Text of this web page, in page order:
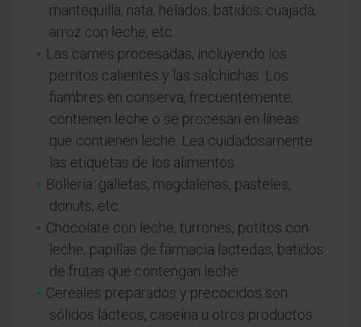
mantequilla, nata, helados, batidos, cuajada,
arroz con leche, etc.
Las carnes procesadas, incluyendo los
perritos calientes y las salchichas. Los
fiambres en conserva, frecuentemente,
contienen leche o se procesan en líneas
que contienen leche. Lea cuidadosamente
las etiquetas de los alimentos.
Bollería: galletas, magdalenas, pasteles,
donuts, etc.
Chocolate con leche, turrones, potitos con
leche, papillas de fármacia lactedas, batidos
de frutas que contengan leche.
Cereales preparados y precocidos son
sólidos lácteos, caseína u otros productos